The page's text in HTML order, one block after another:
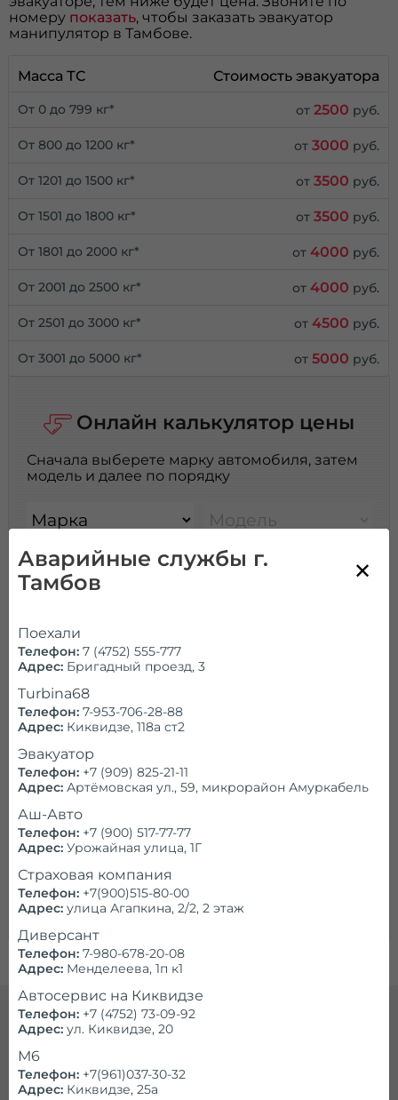
номеру показать, чтобы заказать эвакуатор
манипулятор в Тамбове.
Масса ТС Стоимость эвакуатора
От 0 до 799 кг* от2500 руб.
От 800 до 1200 кг* от3000 руб.
От 1201 до 1500 кг* от3500 руб.
От 1501 до 1800 кг* от3500 руб.
От 1801 до 2000 кг* от4000 руб.
От 2001 до 2500 кг* от4000 руб.
От 2501 до 3000 кг* от4500 руб.
От 3001 до 5000 кг* от5000 руб.
Онлайн калькулятор цены
Сначала выберете марку автомобиля, затем
модель и далее по порядку
Марка Модель
Поколение Серия
Модификация
колеса:
Количество
Заблокирован руль: Кран-манипулятор:
Средняя цена:
*Не является публичной офертой, уточняйте
стоимость по телефону:показать
Эвакуатор с манипулятором в
Тамбове круглосуточно
Аварийные службы г.
Тамбов
Поехали
Телефон: 7 (4752) 555-777
Адрес: Бригадный проезд, 3
Turbina68
Телефон: 7-953-706-28-88
Адрес: Киквидзе, 118а ст2
Эвакуатор
Телефон: +7 (909) 825-21-11
Адрес: Артёмовская ул., 59, микрорайон Амуркабель
Аш-Авто
Телефон: +7 (900) 517-77-77
Адрес: Урожайная улица, 1Г
Страховая компания
Телефон: +7(900)515-80-00
Адрес: улица Агапкина, 2/2, 2 этаж
Диверсант
Телефон: 7-980-678-20-08
Адрес: Менделеева, 1п к1
Автосервис на Киквидзе
Телефон: +7 (4752) 73-09-92
Адрес: ул. Киквидзе, 20
М6
Телефон: +7(961)037-30-32
Адрес: Киквидзе, 25а